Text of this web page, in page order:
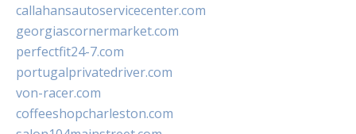
callahansautoservicecenter.com
georgiascornermarket.com
perfectfit24-7.com
portugalprivatedriver.com
von-racer.com
coffeeshopcharleston.com